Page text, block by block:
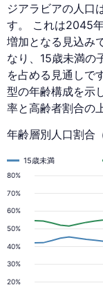
ジアラビアの人口
す。 これは2045
増加となる見込み
なり、15歳未満の
を占める見通しで
型の年齢構成を示
率と高齢者割合の
年齢層別人口割合
20%
30%
40%
50%
60%
70%
80%
15歳未満